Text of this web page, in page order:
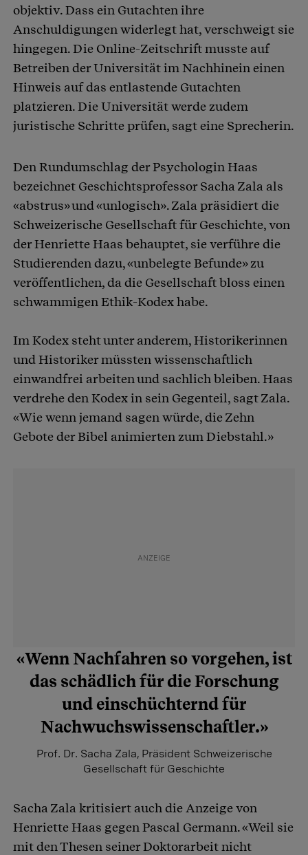
objektiv. Dass ein Gutachten ihre
Anschuldigungen widerlegt hat, verschweigt sie
hingegen. Die Online-Zeitschrift musste auf
Betreiben der Universität im Nachhinein einen
Hinweis auf das entlastende Gutachten
platzieren. Die Universität werde zudem
juristische Schritte prüfen, sagt eine Sprecherin.
Den Rundumschlag der Psychologin Haas
bezeichnet Geschichtsprofessor Sacha Zala als
«abstrus» und «unlogisch». Zala präsidiert die
Schweizerische Gesellschaft für Geschichte, von
der Henriette Haas behauptet, sie verführe die
Studierenden dazu, «unbelegte Befunde» zu
veröffentlichen, da die Gesellschaft bloss einen
schwammigen Ethik-Kodex habe.
Im Kodex steht unter anderem, Historikerinnen
und Historiker müssten wissenschaftlich
einwandfrei arbeiten und sachlich bleiben. Haas
verdrehe den Kodex in sein Gegenteil, sagt Zala.
«Wie wenn jemand sagen würde, die Zehn
Gebote der Bibel animierten zum Diebstahl.»
«Wenn Nachfahren so vorgehen, ist
das schädlich für die Forschung
und einschüchternd für
Nachwuchswissenschaftler.»
Prof. Dr. Sacha Zala, Präsident Schweizerische
Gesellschaft für Geschichte
Sacha Zala kritisiert auch die Anzeige von
Henriette Haas gegen Pascal Germann. «Weil sie
mit den Thesen seiner Doktorarbeit nicht